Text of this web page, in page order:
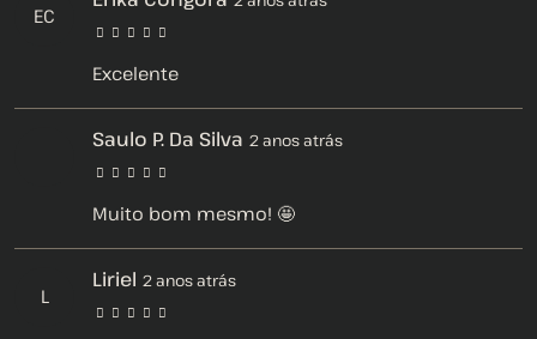
EC
Excelente
Saulo P. Da Silva 2 anos atrás
Muito bom mesmo! 🤩
L
Liriel 2 anos atrás